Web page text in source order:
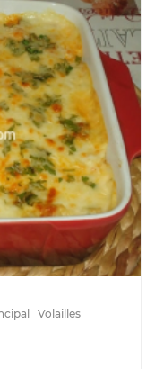
Volailles